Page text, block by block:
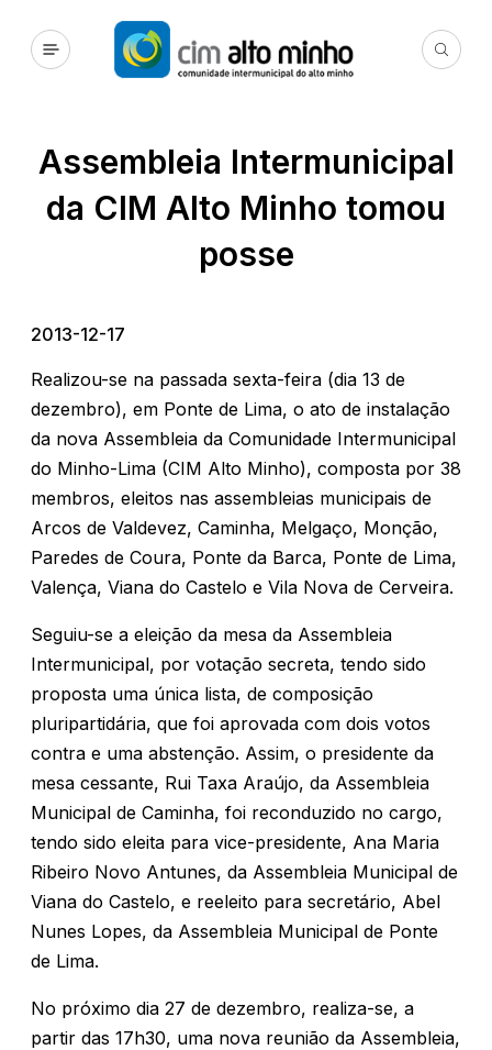
Assembleia Intermunicipal
da CIM Alto Minho tomou
posse
2013-12-17
Realizou-se na passada sexta-feira (dia 13 de
dezembro), em Ponte de Lima, o ato de instalação
da nova Assembleia da Comunidade Intermunicipal
do Minho-Lima (CIM Alto Minho), composta por 38
membros, eleitos nas assembleias municipais de
Arcos de Valdevez, Caminha, Melgaço, Monção,
Paredes de Coura, Ponte da Barca, Ponte de Lima,
Valença, Viana do Castelo e Vila Nova de Cerveira.
Seguiu-se a eleição da mesa da Assembleia
Intermunicipal, por votação secreta, tendo sido
proposta uma única lista, de composição
pluripartidária, que foi aprovada com dois votos
contra e uma abstenção. Assim, o presidente da
mesa cessante, Rui Taxa Araújo, da Assembleia
Municipal de Caminha, foi reconduzido no cargo,
tendo sido eleita para vice-presidente, Ana Maria
Ribeiro Novo Antunes, da Assembleia Municipal de
Viana do Castelo, e reeleito para secretário, Abel
Nunes Lopes, da Assembleia Municipal de Ponte
de Lima.
No próximo dia 27 de dezembro, realiza-se, a
partir das 17h30, uma nova reunião da Assembleia,